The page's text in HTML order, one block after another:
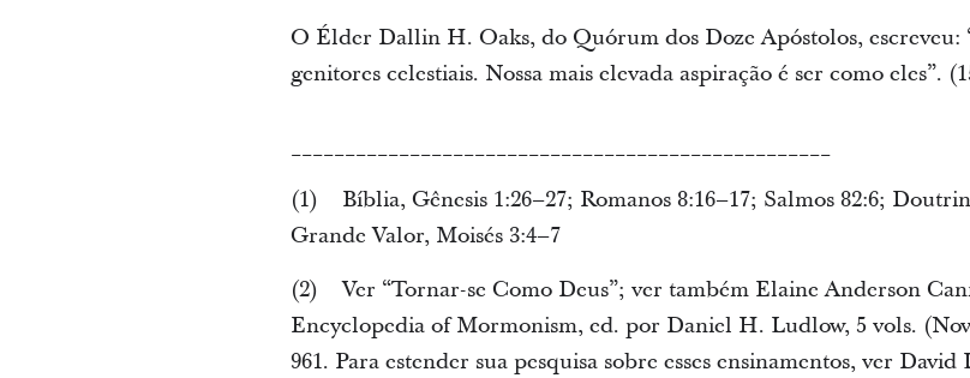
O Élder Dallin H. Oaks, do Quórum dos Doze Apóstolos, escreveu:
genitores celestiais. Nossa mais elevada aspiração é ser como eles”.
(1) Bíblia, Gênesis 1:26–27; Romanos 8:16–17; Salmos 82:6;
Grande Valor, Moisés 3:4–7
(2) Ver “Tornar-se Como Deus”; ver também Elaine Anderson
Encyclopedia of Mormonism, ed. por Daniel H. Ludlow, 5 vols.
961. Para estender sua pesquisa sobre esses ensinamentos, ver